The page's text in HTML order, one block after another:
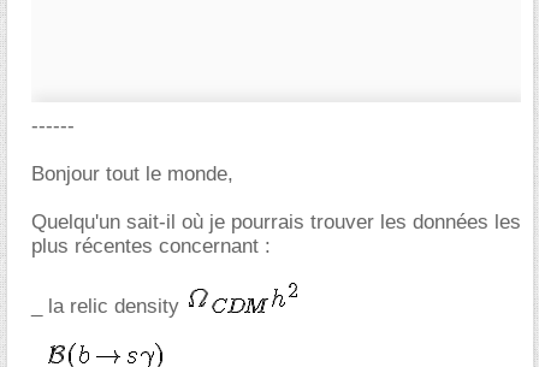
------
Bonjour tout le monde,
Quelqu'un sait-il où je pourrais trouver les données les
plus récentes concernant :
_ la relic density